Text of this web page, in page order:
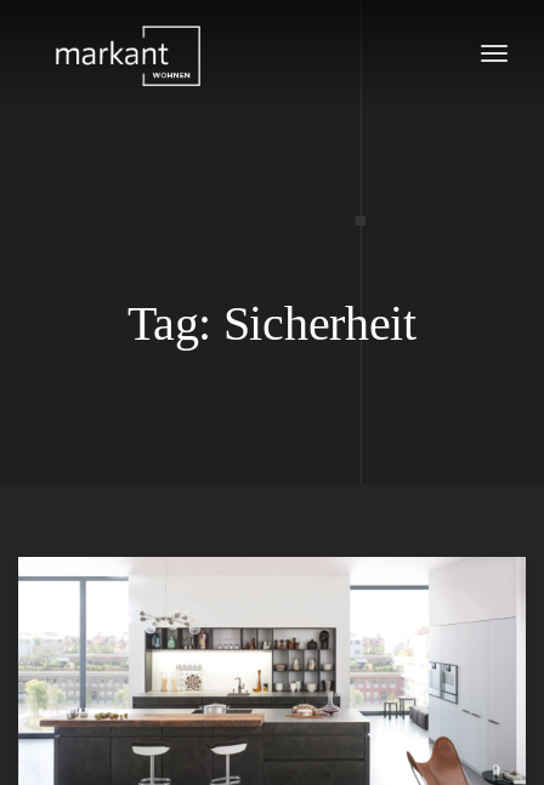
Tag: Sicherheit